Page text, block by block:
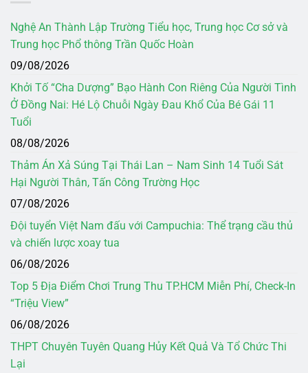
Nghệ An Thành Lập Trường Tiểu học, Trung học Cơ sở và
Trung học Phổ thông Trần Quốc Hoàn
09/08/2026
Khởi Tố “Cha Dượng” Bạo Hành Con Riêng Của Người Tình
Ở Đồng Nai: Hé Lộ Chuỗi Ngày Đau Khổ Của Bé Gái 11
Tuổi
08/08/2026
Thảm Án Xả Súng Tại Thái Lan – Nam Sinh 14 Tuổi Sát
Hại Người Thân, Tấn Công Trường Học
07/08/2026
Đội tuyển Việt Nam đấu với Campuchia: Thể trạng cầu thủ
và chiến lược xoay tua
06/08/2026
Top 5 Địa Điểm Chơi Trung Thu TP.HCM Miễn Phí, Check-In
“Triệu View”
06/08/2026
THPT Chuyên Tuyên Quang Hủy Kết Quả Và Tổ Chức Thi
Lại